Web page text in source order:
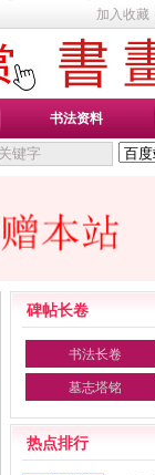
加入收藏
书法资料
碑帖长卷
书法长卷
墓志塔铭
热点排行